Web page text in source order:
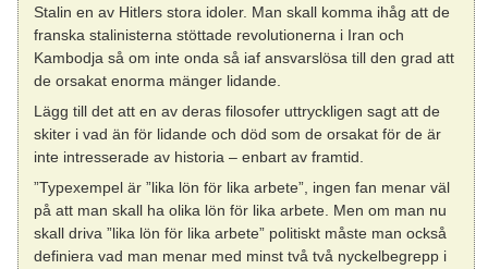
Stalin en av Hitlers stora idoler. Man skall komma ihåg att de
franska stalinisterna stöttade revolutionerna i Iran och
Kambodja så om inte onda så iaf ansvarslösa till den grad att
de orsakat enorma mänger lidande.
Lägg till det att en av deras filosofer uttryckligen sagt att de
skiter i vad än för lidande och död som de orsakat för de är
inte intresserade av historia – enbart av framtid.
”Typexempel är ”lika lön för lika arbete”, ingen fan menar väl
på att man skall ha olika lön för lika arbete. Men om man nu
skall driva ”lika lön för lika arbete” politiskt måste man också
definiera vad man menar med minst två två nyckelbegrepp i